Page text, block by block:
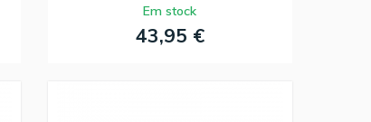
Em stock
43,95 €